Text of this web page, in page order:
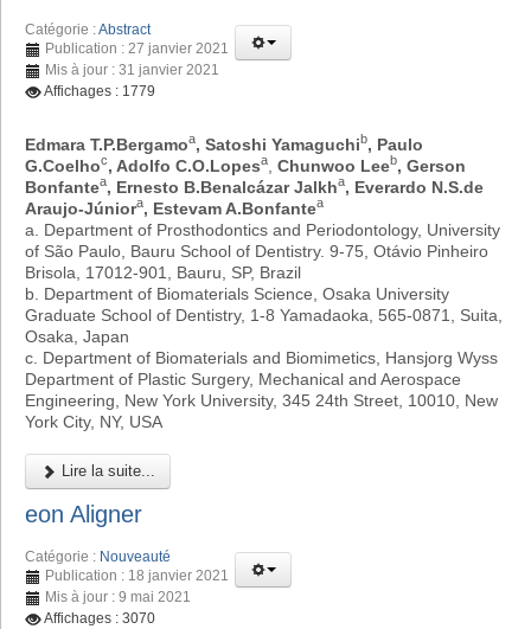
Catégorie :Abstract
Publication : 27 janvier 2021
Mis à jour : 31 janvier 2021
Affichages : 1779
Edmara T.P.Bergamoa, Satoshi Yamaguchib, Paulo
G.Coelhoc, Adolfo C.O.Lopesa Chunwoo Leeb, Gerson
Bonfantea, Ernesto B.Benalcázar Jalkha, Everardo N.S.de
Araujo-Júniora, Estevam A.Bonfantea
a. Department of Prosthodontics and Periodontology, University
of São Paulo, Bauru School of Dentistry. 9-75, Otávio Pinheiro
Brisola, 17012-901, Bauru, SP, Brazil
b. Department of Biomaterials Science, Osaka University
Graduate School of Dentistry, 1-8 Yamadaoka, 565-0871, Suita,
Osaka, Japan
c. Department of Biomaterials and Biomimetics, Hansjorg Wyss
Department of Plastic Surgery, Mechanical and Aerospace
Engineering, New York University, 345 24th Street, 10010, New
York City, NY, USA
Lire la suite...
eon Aligner
Catégorie : Nouveauté
Publication : 18 janvier 2021
Mis à jour : 9 mai 2021
Affichages : 3070